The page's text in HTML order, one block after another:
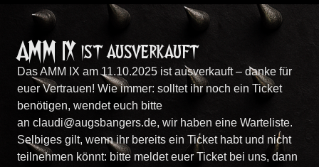
AMM IX ist ausverkauft
Das AMM IX am 11.10.2025 ist ausverkauft – danke für
euer Vertrauen! Wie immer: solltet ihr noch ein Ticket
benötigen, wendet euch bitte
an claudi@augsbangers.de, wir haben eine Warteliste.
Selbiges gilt, wenn ihr bereits ein Ticket habt und nicht
teilnehmen könnt: bitte meldet euer Ticket bei uns, dann